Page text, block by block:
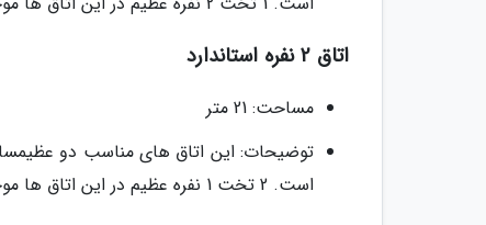
اتاق 2 نفره استاندارد
مساحت: 21 متر
توضیحات: این اتاق های مناسب دو
است. 2 تخت 1 نفره عظیم در این اتاق ها موجود است.